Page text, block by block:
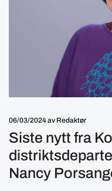
06/03/2024av Redaktør
Siste nytt fra
Nancy